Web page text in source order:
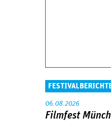
06.08.2026
Filmfest